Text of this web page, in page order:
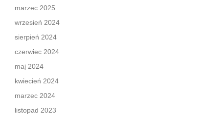
marzec 2025
wrzesień 2024
sierpień 2024
czerwiec 2024
maj 2024
kwiecień 2024
marzec 2024
listopad 2023